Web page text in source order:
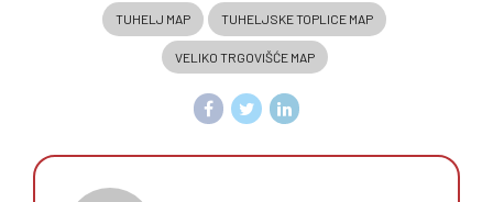
TUHELJ MAP TUHELJSKE TOPLICE MAP
VELIKO TRGOVIŠĆE MAP